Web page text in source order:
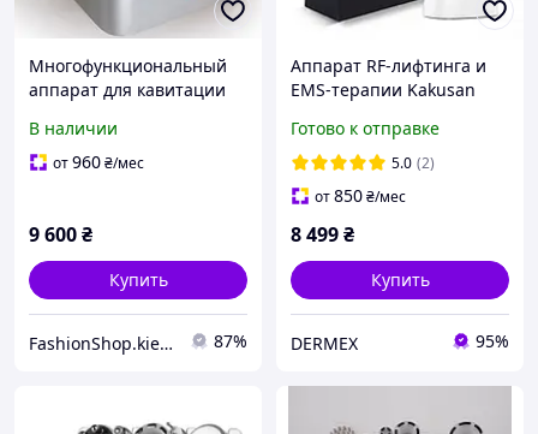
Многофункциональный
аппарат для кавитации
радиолифтингом для
лица и тела
В наличии
от960₴/мес
9 600₴
Купить
FashionShop.kiev.ua - Материалы для красоты 87%
Аппарат RF-лифтинга и
EMS-терапии Kakusan
массажа вокруг глаз
Готово к отправке
5.0 (2)
от850₴/мес
8 499₴
Купить
DERMEX 95%